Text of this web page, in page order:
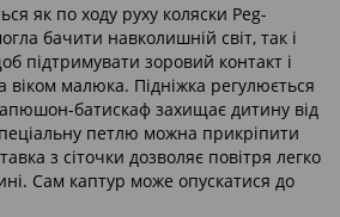
як по ходу руху коляски Peg-
бачити навколишній світ, так і
підтримувати зоровий контакт і
віком малюка. Підніжка регулюється
батискаф захищає дитину від
петлю можна прикріпити
з сіточки дозволяє повітря легко
Сам каптур може опускатися до